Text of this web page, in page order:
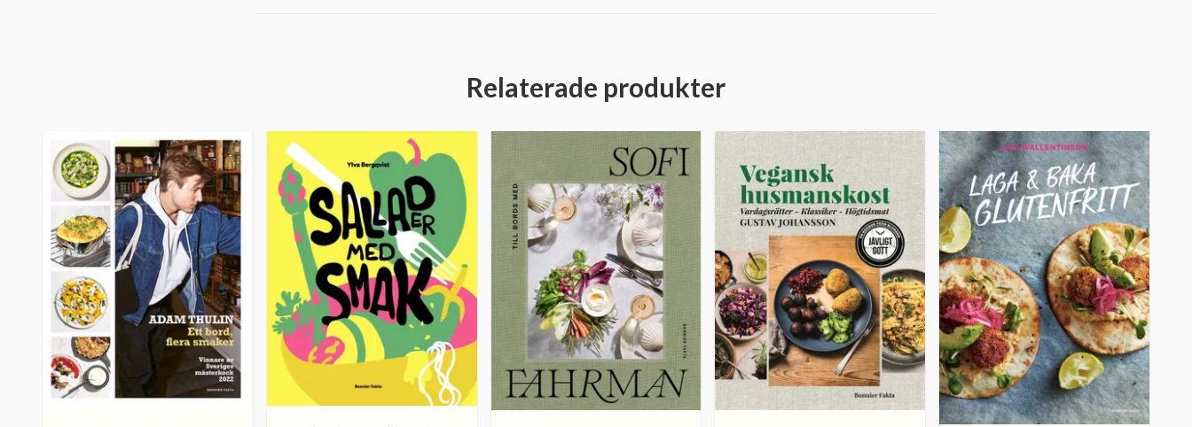
Relaterade produkter